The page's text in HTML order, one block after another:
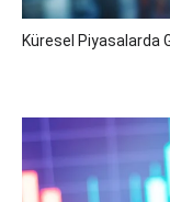
Küresel Piyasalarda